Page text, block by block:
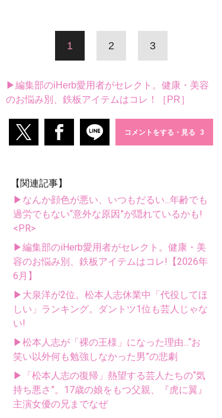
1 2 3
▶編集部のiHerb愛用者がセレクト。健康・美容
のお悩み別、鉄板アイテムはコレ！［PR］
コメントをする・見る
【関連記事】
▶なんか顔色が悪い、いつもだるい...年齢でも
過労でもない“意外な原因”が隠れているかも!
<PR>
▶編集部のiHerb愛用者がセレクト。健康・美
容のお悩み別、鉄板アイテムはコレ!【2026年
6月】
▶大泉洋が2位。松本人志休業中「代役してほ
しい」ランキング。ダントツ1位も芸人じゃな
い!
▶松本人志が「裸の王様」になった理由...“お
笑い以外何も勉強しなかった男”の悲劇
▶「松本人志の復帰」熱望する芸人たちの“気
持ち悪さ”。17歳の娘をもつ父親、『虎に翼』
主演女優の兄までなぜ